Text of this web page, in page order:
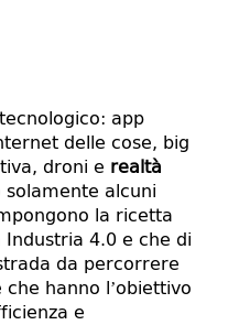
app
delle cose, big
droni e realtà
solamente alcuni
la ricetta
4.0 e che di
da percorrere
hanno l’obiettivo
e